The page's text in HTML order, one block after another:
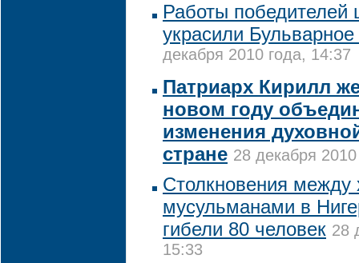
Работы победителей
украсили
декабря 2010 года, 14:37
Патриарх Кирилл
новом году
изменения
стране 28 декабря
Столкновения между
мусульманами в
гибели 80 человек 28
15:33